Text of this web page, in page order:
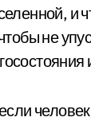
и
не